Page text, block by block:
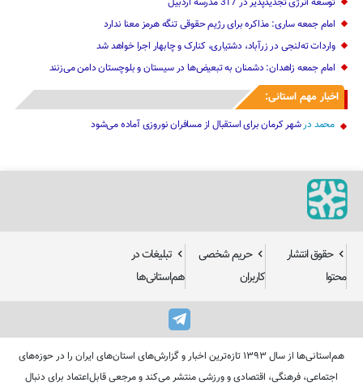
واردات ته‌لنجی در زرآباد، دشتیاری، کنارک و چابهار اجرا خواهد شد‌
امام جمعه زاهدان: دشمنان به تبعیض‌ها در سیستان و بلوچستان دامن می‌زنند
اخبار مهم استانی:
محمددرشهر کرمان برای استقبال از مسافران نوروزی آماده می‌شود
حقوق انتشار
کاربران
هم‌استانی‌ها از سال ۱۳۹۳ تازه‌ترین اخبار و گزارش‌های استان‌های ایران را در حوزه‌های
اجتماعی، فرهنگی، اقتصادی و ورزشی منتشر می‌کند و مرجعی قابل‌اعتماد برای دنبال
کردن اخبار محلی است. تمامی حقوق مادی و معنوی این وب‌سایت متعلق به رسانه «هم
استانی‌ها» است و هرگونه استفاده از مطالب آن تنها با اخذ مجوز کتبی امکان‌پذیر خواهد